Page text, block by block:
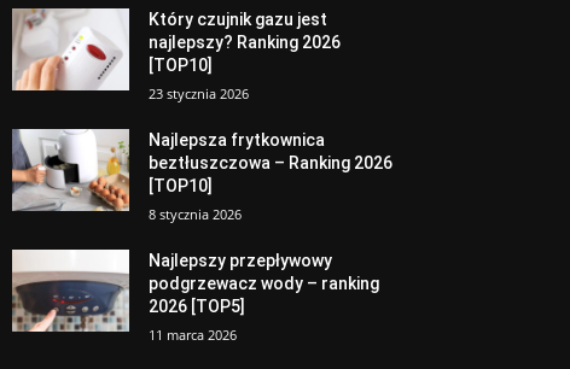
Który czujnik gazu jest
najlepszy? Ranking 2026
[TOP10]
23 stycznia 2026
Najlepsza frytkownica
beztłuszczowa – Ranking 2026
[TOP10]
8 stycznia 2026
Najlepszy przepływowy
podgrzewacz wody – ranking
2026 [TOP5]
11 marca 2026